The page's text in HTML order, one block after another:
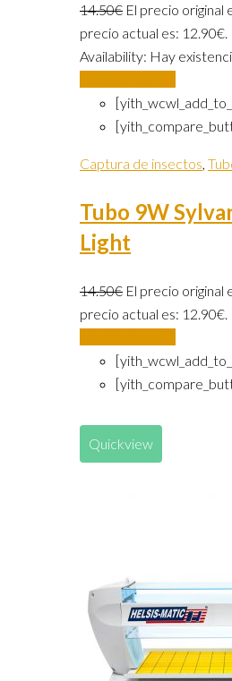
14.50€ El precio original
precio actual es: 12.90€.
Availability: Hay
Captura de insectos,
Tubo 9W
Light
14.50€ El precio original
precio actual es: 12.90€.
Quickview